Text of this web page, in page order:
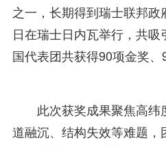
之一，长期得到瑞士联邦
日在瑞士日内瓦举行，共
国代表团共获得90项金奖、
此次获奖成果聚焦高
道融沉、结构失效等难题